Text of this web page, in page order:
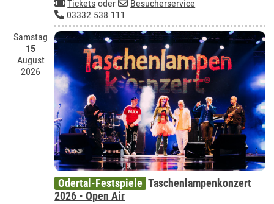
Tickets oder
Besucherservice
03332 538 111
Samstag
15
August
2026
Odertal-Festspiele Taschenlampenkonzert
2026 - Open Air